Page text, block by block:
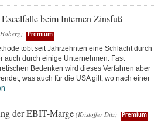
beim Internen Zinsfuß
Premium
tobt seit Jahrzehnten eine Schlacht durch
auch durch einige Unternehmen. Fast
Bedenken wird dieses Verfahren aber
was auch für die USA gilt, wo nach einer
der EBIT-Marge (Kristoffer Ditz) Premium